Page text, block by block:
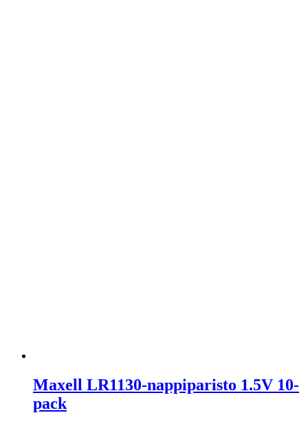
Maxell LR1130-nappiparisto 1.5V 10-
pack